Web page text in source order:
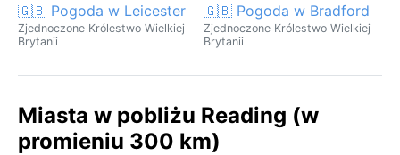
🇬🇧 Pogoda w Leicester
Zjednoczone Królestwo Wielkiej
Brytanii
🇬🇧 Pogoda w Bradford
Zjednoczone Królestwo Wielkiej
Brytanii
Miasta w pobliżu Reading (w
promieniu 300 km)